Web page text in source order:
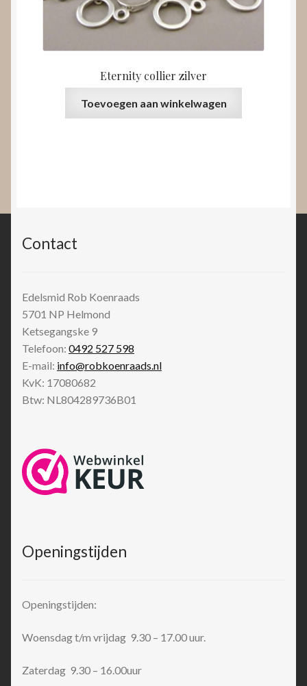
Eternity collier zilver
Toevoegen aan winkelwagen
Contact
Edelsmid Rob Koenraads
5701 NP Helmond
Ketsegangske 9
Telefoon: 0492 527 598
E-mail: info@robkoenraads.nl
KvK: 17080682
Btw: NL804289736B01
Openingstijden
Openingstijden:
Woensdag t/m vrijdag 9.30 – 17.00 uur.
Zaterdag 9.30 – 16.00uur